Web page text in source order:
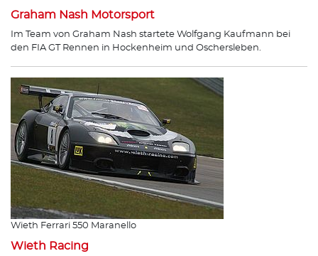
Graham Nash Motorsport
Im Team von Graham Nash startete Wolfgang Kaufmann bei
den FIA GT Rennen in Hockenheim und Oschersleben.
Wieth Ferrari 550 Maranello
Wieth Racing